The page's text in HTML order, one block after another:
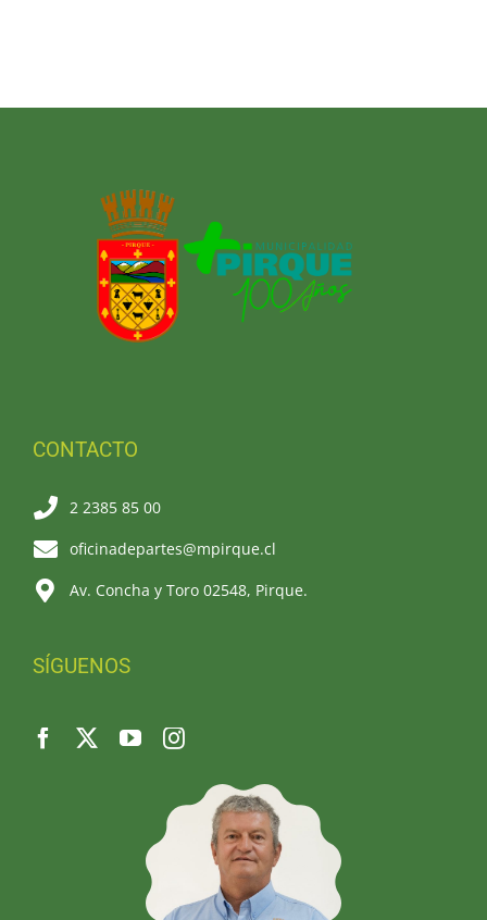
CONTACTO
2 2385 85 00
oficinadepartes@mpirque.cl
Av. Concha y Toro 02548, Pirque.
SÍGUENOS